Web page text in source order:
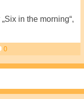
in the morning“,
0